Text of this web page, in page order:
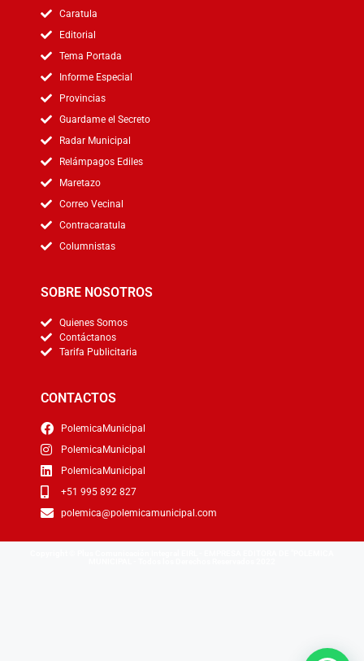
Caratula
Editorial
Tema Portada
Informe Especial
Provincias
Guardame el Secreto
Radar Municipal
Relámpagos Ediles
Maretazo
Correo Vecinal
Contracaratula
Columnistas
SOBRE NOSOTROS
Quienes Somos
Contáctanos
Tarifa Publicitaria
CONTACTOS
PolemicaMunicipal
PolemicaMunicipal
PolemicaMunicipal
+51 995 892 827
polemica@polemicamunicipal.com